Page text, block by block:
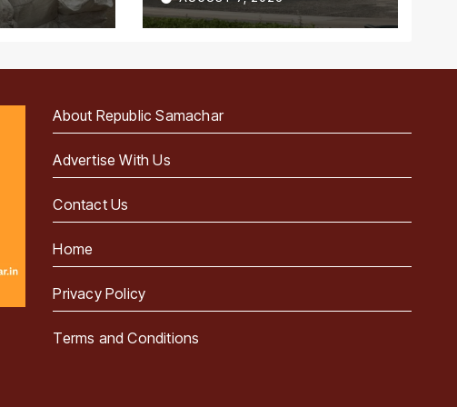
पहला राज्य
About Republic Samachar
Advertise With Us
Contact Us
Home
Privacy Policy
Terms and Conditions